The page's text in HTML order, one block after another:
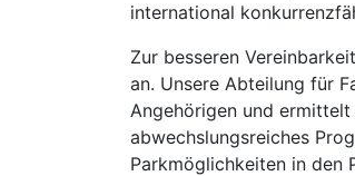
international
Zur besseren
an. Unsere Abteilung für
Angehörigen und
abwechslungsreiches
Parkmög­lich­kei­ten in den